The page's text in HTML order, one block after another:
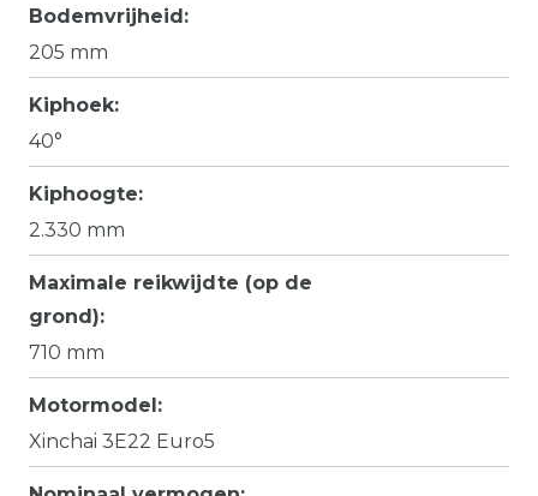
Bodemvrijheid:
205 mm
Kiphoek:
40°
Kiphoogte:
2.330 mm
Maximale reikwijdte (op de
grond):
710 mm
Motormodel:
Xinchai 3E22 Euro5